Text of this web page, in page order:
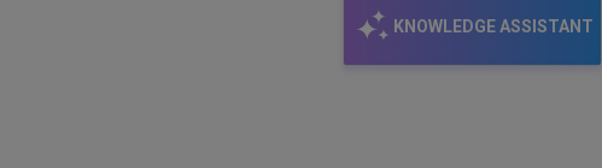
KNOWLEDGE ASSISTANT